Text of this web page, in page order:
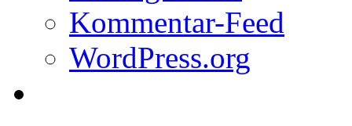
Kommentar-Feed
WordPress.org